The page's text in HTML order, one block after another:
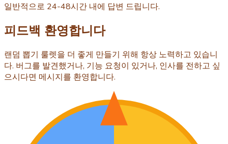
일반적으로 24-48시간 내에 답변 드립니다.
피드백 환영합니다
랜덤 뽑기 룰렛을 더 좋게 만들기 위해 항상 노력하고 있습니
다. 버그를 발견했거나, 기능 요청이 있거나, 인사를 전하고 싶
으시다면 메시지를 환영합니다.